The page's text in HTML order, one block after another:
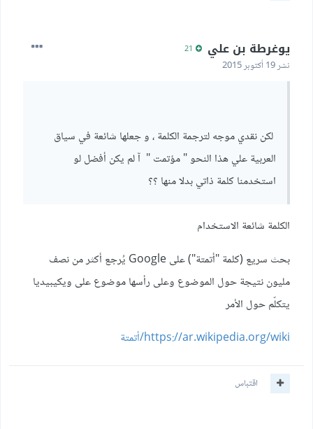
يوغرطة بن علي
نشر19 أكتوبر 2015
لكن نقدي موجه لترجمة الكلمة ، و جعلها شائعة في سياق
العربية علي هذا النحو " مؤتمت " آ لم يكن أفضل لو
استخدمنا كلمة ذاتي بدلا منها ؟؟
الكلمة شائعة الاستخدام
بحث سريع (كلمة "أتمتة") على Google يُرجع أكثر من نصف
مليون نتيجة حول الموضوع وعلى رأسها موضوع على ويكيبيديا
يتكلّم حول الأمر
https://ar.wikipedia.org/wiki/أتمتة
اقتباس